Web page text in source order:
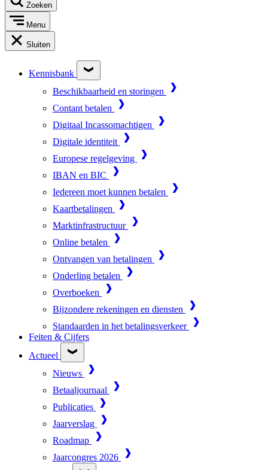
Zoeken
Menu
Sluiten
Kennisbank
Beschikbaarheid en storingen
Contant betalen
Digitaal Incassomachtigen
Digitale identiteit
Europese regelgeving
IBAN en BIC
Iedereen moet kunnen betalen
Kaartbetalingen
Marktinfrastructuur
Online betalen
Ontvangen van betalingen
Onderling betalen
Overboeken
Bijzondere rekeningen en diensten
Standaarden in het betalingsverkeer
Feiten & Cijfers
Actueel
Nieuws
Betaaljournaal
Publicaties
Jaarverslag
Roadmap
Jaarcongres 2026